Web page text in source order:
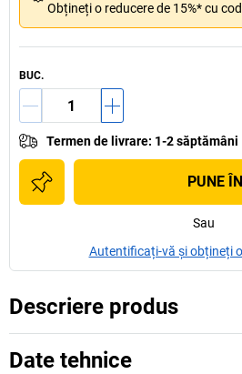
Obțineți o reducere de 15%* cu
BUC.
Termen de livrare: 1-2 săptămâni
PUNE
Sau
Autentificați-vă și obțineți
Descriere produs
Date tehnice